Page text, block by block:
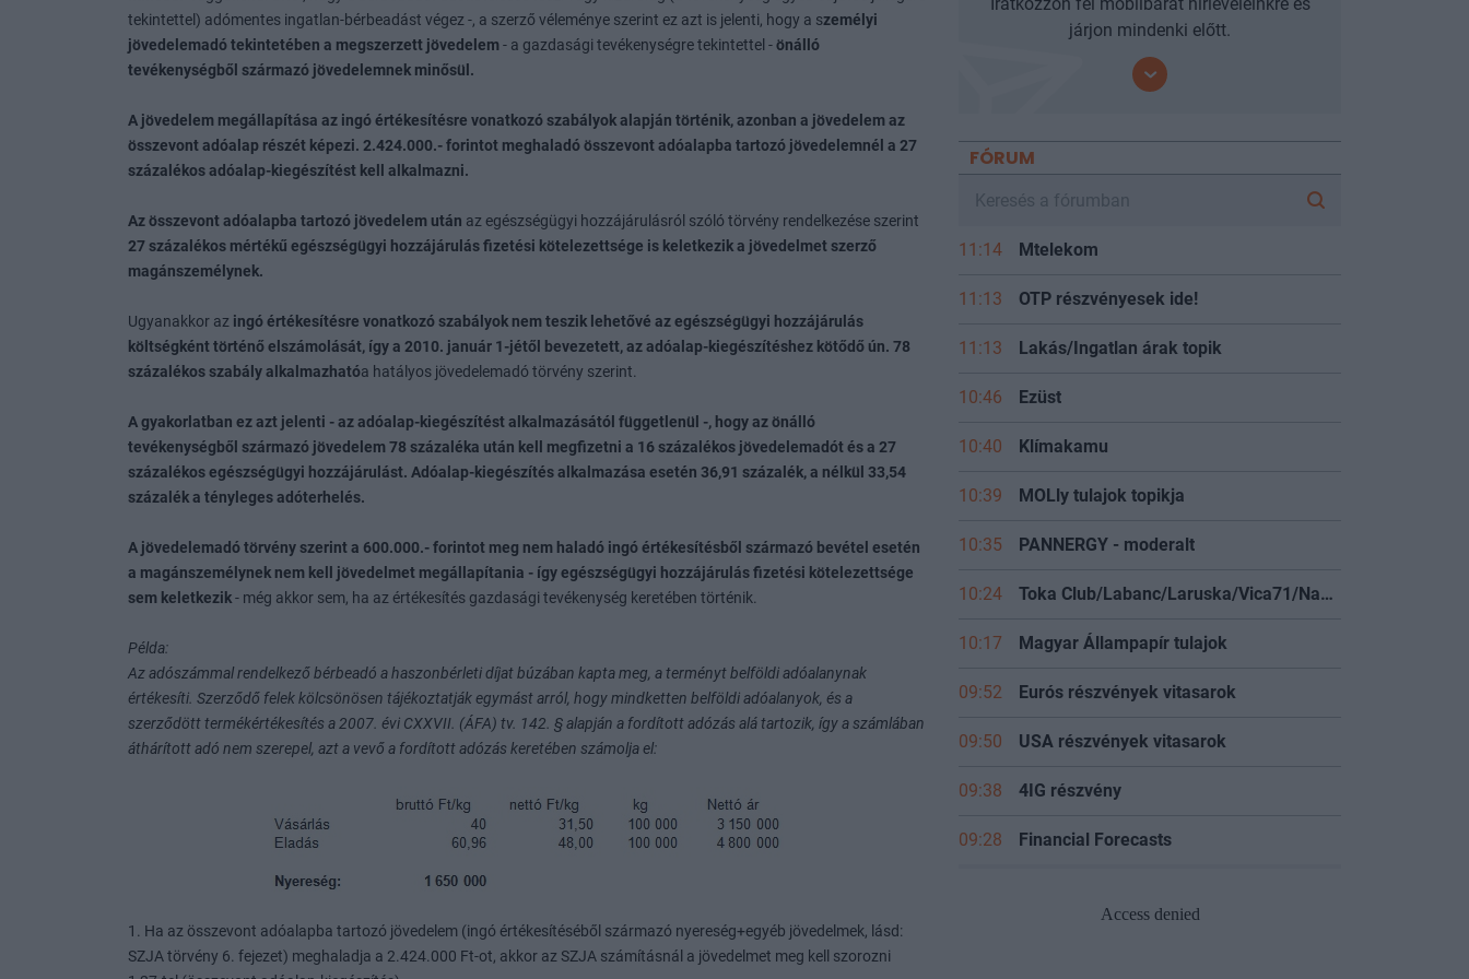
tekintettel) adómentes ingatlan-bérbeadást végez -, a szerző véleménye szerint ez azt is jelenti, hogy a személyi
jövedelemadó tekintetében a megszerzett jövedelem - a gazdasági tevékenységre tekintettel -önálló
tevékenységből származó jövedelemnek minősül.
A jövedelem megállapítása az ingó értékesítésre vonatkozó szabályok alapján történik, azonban a jövedelem az
összevont adóalap részét képezi. 2.424.000.- forintot meghaladó összevont adóalapba tartozó jövedelemnél a 27
százalékos adóalap-kiegészítést kell alkalmazni.
Az összevont adóalapba tartozó jövedelem után az egészségügyi hozzájárulásról szóló törvény rendelkezése szerint
27 százalékos mértékű egészségügyi hozzájárulás fizetési kötelezettsége is keletkezik a jövedelmet szerző
magánszemélynek.
Ugyanakkor az ingó értékesítésre vonatkozó szabályok nem teszik lehetővé az egészségügyi hozzájárulás
költségként történő elszámolását, így a 2010. január 1-jétől bevezetett, az adóalap-kiegészítéshez kötődő ún. 78
százalékos szabály alkalmazhatóa hatályos jövedelemadó törvény szerint.
A gyakorlatban ez azt jelenti - az adóalap-kiegészítést alkalmazásától függetlenül -, hogy az önálló
tevékenységből származó jövedelem 78 százaléka után kell megfizetni a 16 százalékos jövedelemadót és a 27
százalékos egészségügyi hozzájárulást. Adóalap-kiegészítés alkalmazása esetén 36,91 százalék, a nélkül 33,54
százalék a tényleges adóterhelés.
A jövedelemadó törvény szerint a 600.000.- forintot meg nem haladó ingó értékesítésből származó bevétel esetén
a magánszemélynek nem kell jövedelmet megállapítania - így egészségügyi hozzájárulás fizetési kötelezettsége
sem keletkezik- még akkor sem, ha az értékesítés gazdasági tevékenység keretében történik.
Példa:
Az adószámmal rendelkező bérbeadó a haszonbérleti díjat búzában kapta meg, a terményt belföldi adóalanynak
értékesíti. Szerződő felek kölcsönösen tájékoztatják egymást arról, hogy mindketten belföldi adóalanyok, és a
szerződött termékértékesítés a 2007. évi CXXVII. (ÁFA) tv. 142. § alapján a fordított adózás alá tartozik, így a számlában
áthárított adó nem szerepel, azt a vevő a fordított adózás keretében számolja el:
1. Ha az összevont adóalapba tartozó jövedelem (ingó értékesítéséből származó nyereség+egyéb jövedelmek, lásd:
SZJA törvény 6. fejezet) meghaladja a 2.424.000 Ft-ot, akkor az SZJA számításnál a jövedelmet meg kell szorozni
járjon mindenki előtt.
FÓRUM
11:14 Mtelekom
11:13 OTP részvényesek ide!
11:13 Lakás/Ingatlan árak topik
10:46 Ezüst
10:40 Klímakamu
10:39 MOLly tulajok topikja
10:35 PANNERGY - moderalt
10:24 Toka Club/Labanc/Laruska/Vica71/Nacky/Bpali/Oldrider/Josefernando/Mcbull/Kawaszabi
10:17 Magyar Állampapír tulajok
09:52 Eurós részvények vitasarok
09:50 USA részvények vitasarok
09:38 4IG részvény
09:28 Financial Forecasts